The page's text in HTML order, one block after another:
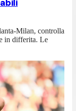
Milan, controlla
in differita. Le